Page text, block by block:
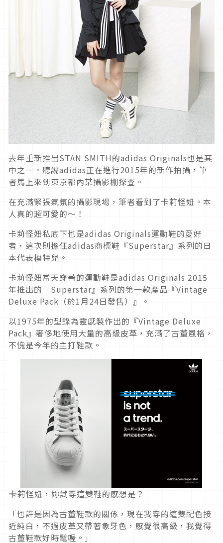
去年重新推出STAN SMITH的adidas Originals也是其
中之一。聽說adidas正在進行2015年的新作拍攝，筆
者馬上來到東京都內某攝影棚探查。
在充滿緊張氣氛的攝影現場，筆者看到了卡莉怪妞。本
人真的超可愛的～！
卡莉怪妞私底下也是adidas Originals運動鞋的愛好
者，這次則擔任adidas商標鞋『Superstar』系列的日
本代表模特兒。
卡莉怪妞當天穿著的運動鞋是adidas Originals 2015
年推出的『Superstar』系列的第一款產品『Vintage
Deluxe Pack（於1月24日發售）』。
以1975年的型錄為靈感製作出的『Vintage Deluxe
Pack』奢侈地使用大量的高級皮革，充滿了古董風格，
不愧是今年的主打鞋款。
――卡莉怪妞，妳試穿這雙鞋的感想是？
「也許是因為古董鞋款的關係，現在我穿的這雙配色接
近純白，不過皮革又帶著象牙色，感覺很高級，我覺得
古董鞋款好時髦喔。」